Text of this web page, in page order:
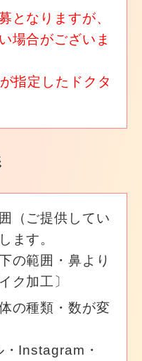
となりますが、
場合がございま
指定したドクタ
（ご提供してい
ます。
の範囲・鼻より
ク加工〕
の種類・数が変
・Instagram・